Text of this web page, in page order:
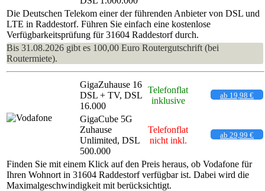
Die Deutschen Telekom einer der führenden Anbieter von DSL und
LTE in Raddestorf. Führen Sie einfach eine kostenlose
Verfügbarkeitsprüfung für 31604 Raddestorf durch.
Bis 31.08.2026 gibt es 100,00 Euro Routergutschrift (bei
Routermiete).
GigaZuhause 16
DSL + TV, DSL
16.000
Telefonflat
inklusive
ab 19,98 €
GigaCube 5G
Zuhause
Unlimited, DSL
500.000
Telefonflat
nicht inkl.
ab 29,99 €
Finden Sie mit einem Klick auf den Preis heraus, ob Vodafone für
Ihren Wohnort in 31604 Raddestorf verfügbar ist. Dabei wird die
Maximalgeschwindigkeit mit berücksichtigt.